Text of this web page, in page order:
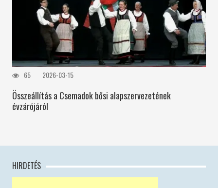
65 2026-03-15
Összeállítás a Csemadok bősi alapszervezetének
évzárójáról
HIRDETÉS